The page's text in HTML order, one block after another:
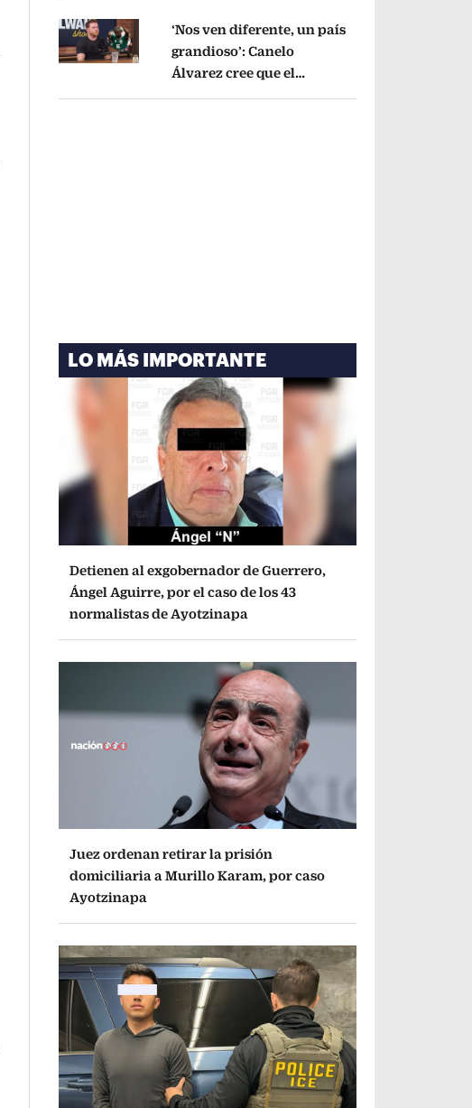
Opens in new window
‘Nos ven diferente, un país
grandioso’: Canelo
Álvarez cree que el
LO MÁS IMPORTANTE
Detienen al exgobernador de Guerrero,
Ángel Aguirre, por el caso de los 43
normalistas de Ayotzinapa
Juez ordenan retirar la prisión
domiciliaria a Murillo Karam, por caso
Ayotzinapa